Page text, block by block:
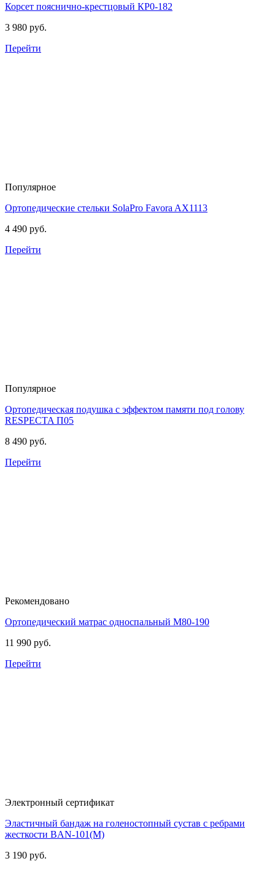
Корсет пояснично-крестцовый КР0-182
3 980 руб.
Перейти
Популярное
Ортопедические стельки SolaPro Favora AX1113
4 490 руб.
Перейти
Популярное
Ортопедическая подушка с эффектом памяти под голову
RESPECTA П05
8 490 руб.
Перейти
Рекомендовано
Ортопедический матрас односпальный М80-190
11 990 руб.
Перейти
Электронный сертификат
Эластичный бандаж на голеностопный сустав с ребрами
жесткости BAN-101(M)
3 190 руб.